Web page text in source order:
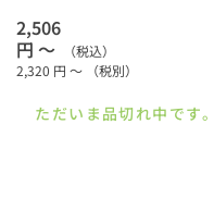
2,506
円 ～
（税込）
2,320 円 ～ （税別）
ただいま品切れ中です。